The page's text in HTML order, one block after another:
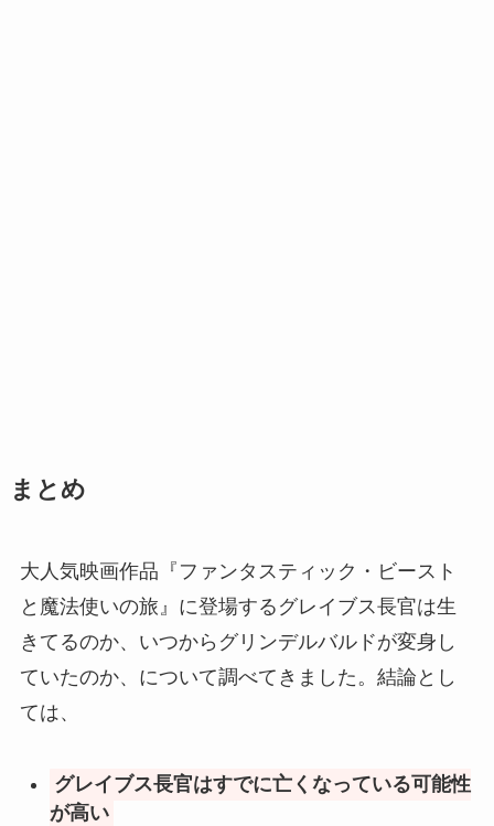
まとめ
大人気映画作品『ファンタスティック・ビースト
と魔法使いの旅』に登場するグレイブス長官は生
きてるのか、いつからグリンデルバルドが変身し
ていたのか、について調べてきました。結論とし
ては、
グレイブス長官はすでに亡くなっている可能性
が高い